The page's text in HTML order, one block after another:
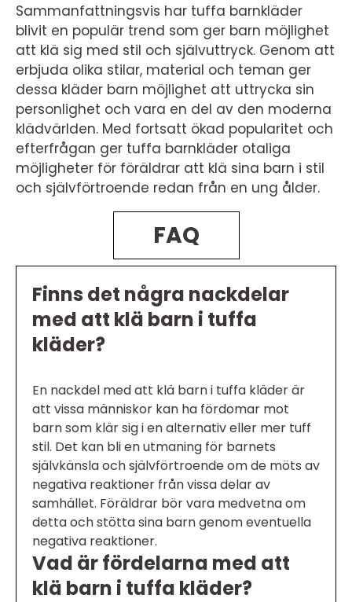
Sammanfattningsvis har tuffa barnkläder
blivit en populär trend som ger barn möjlighet
att klä sig med stil och självuttryck. Genom att
erbjuda olika stilar, material och teman ger
dessa kläder barn möjlighet att uttrycka sin
personlighet och vara en del av den moderna
klädvärlden. Med fortsatt ökad popularitet och
efterfrågan ger tuffa barnkläder otaliga
möjligheter för föräldrar att klä sina barn i stil
och självförtroende redan från en ung ålder.
FAQ
Finns det några nackdelar
med att klä barn i tuffa
kläder?
En nackdel med att klä barn i tuffa kläder är
att vissa människor kan ha fördomar mot
barn som klär sig i en alternativ eller mer tuff
stil. Det kan bli en utmaning för barnets
självkänsla och självförtroende om de möts av
negativa reaktioner från vissa delar av
samhället. Föräldrar bör vara medvetna om
detta och stötta sina barn genom eventuella
negativa reaktioner.
Vad är fördelarna med att
klä barn i tuffa kläder?